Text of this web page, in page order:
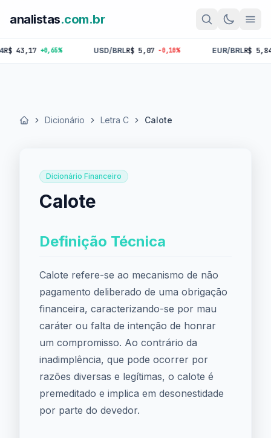
analistas.com.br
+0,65% USD/BRLR$ 5,07 -0,10% EUR/BRLR$ 5,84 -
Início Dicionário Letra C Calote
Dicionário Financeiro
Calote
Definição Técnica
Calote refere-se ao mecanismo de não
pagamento deliberado de uma obrigação
financeira, caracterizando-se por mau
caráter ou falta de intenção de honrar
um compromisso. Ao contrário da
inadimplência, que pode ocorrer por
razões diversas e legítimas, o calote é
premeditado e implica em desonestidade
por parte do devedor.